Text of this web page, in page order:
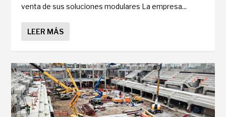
venta de sus soluciones modulares La empresa...
LEER MÁS